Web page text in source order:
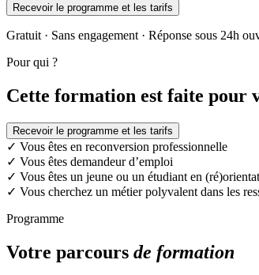
Recevoir le programme et les tarifs
Gratuit · Sans engagement · Réponse sous 24h
Pour qui ?
Cette formation est faite pour
Recevoir le programme et les tarifs
✓ Vous êtes en reconversion professionnelle
✓ Vous êtes demandeur d’emploi
✓ Vous êtes un jeune ou un étudiant en
✓ Vous cherchez un métier polyvalent dans les
Programme
Votre parcours de formation